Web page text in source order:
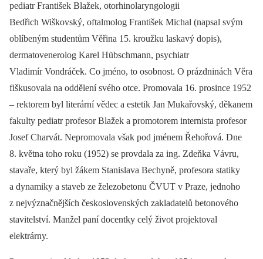
pediatr František Blažek, otorhinolaryngologii
Bedřich Wiškovský, oftalmolog František Michal (napsal svým
oblíbeným studentům Věřina 15. kroužku laskavý dopis),
dermatovenerolog Karel Hübschmann, psychiatr
Vladimír Vondráček. Co jméno, to osobnost. O prázdninách Věra
fiškusovala na oddělení svého otce. Promovala 16. prosince 1952
–⁠ rektorem byl literární vědec a estetik Jan Mukařovský, děkanem
fakulty pediatr profesor Blažek a promotorem internista profesor
Josef Charvát. Nepromovala však pod jménem Řehořová. Dne
8. května toho roku (1952) se provdala za ing. Zdeňka Vávru,
stavaře, který byl žákem Stanislava Bechyně, profesora statiky
a dynamiky a staveb ze železobetonu ČVUT v Praze, jednoho
z nejvýznačnějších československých zakladatelů betonového
stavitelství. Manžel paní docentky celý život projektoval
elektrárny.